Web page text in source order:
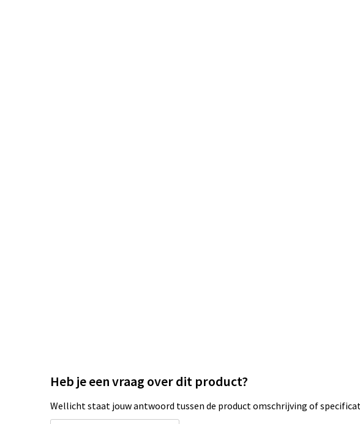
Heb je een vraag over dit product?
Wellicht staat jouw antwoord tussen de product omschrijving of